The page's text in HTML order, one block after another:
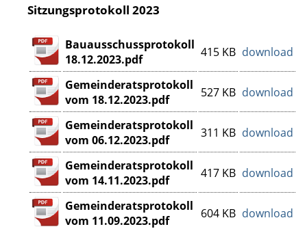
Sitzungsprotokoll 2023
Bauausschussprotokoll
18.12.2023.pdf
415 KB download
Gemeinderatsprotokoll
vom 18.12.2023.pdf
527 KB download
Gemeinderatsprotokoll
vom 06.12.2023.pdf
311 KB download
Gemeinderatsprotokoll
vom 14.11.2023.pdf
417 KB download
Gemeinderatsprotokoll
vom 11.09.2023.pdf
604 KB download